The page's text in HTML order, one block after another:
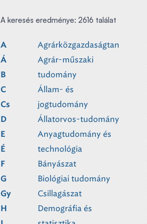
A keresés eredménye: 2616 találat
A
Á
B
C
Cs
D
E
É
F
G
Gy
H
Agrárközgazdaságtan
Agrár-műszaki
tudomány
Állam- és
jogtudomány
Állatorvos-tudomány
Anyagtudomány és
technológia
Bányászat
Biológiai tudomány
Csillagászat
Demográfia és